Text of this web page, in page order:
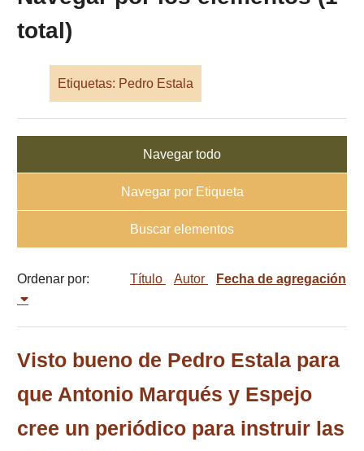
total)
Etiquetas: Pedro Estala
Navegar todo
Navegar por Etiqueta
Buscar elementos
Ordenar por: Título Autor Fecha de agregación
Visto bueno de Pedro Estala para
que Antonio Marqués y Espejo
cree un periódico para instruir las